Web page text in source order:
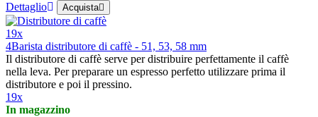
Dettaglio Acquista
19x
4Barista distributore di caffè - 51, 53, 58 mm
Il distributore di caffè serve per distribuire perfettamente il caffè
nella leva. Per preparare un espresso perfetto utilizzare prima il
distributore e poi il pressino.
19x
In magazzino